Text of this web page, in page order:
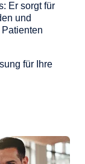
Er sorgt für
und
für Ihre